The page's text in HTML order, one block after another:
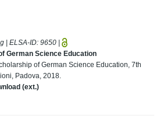
| ELSA-ID: 9650 |
German Science Education
of German Science Education, 7th
Padova, 2018.
(ext.)